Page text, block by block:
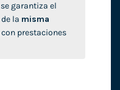
se garantiza el
la misma
con prestaciones